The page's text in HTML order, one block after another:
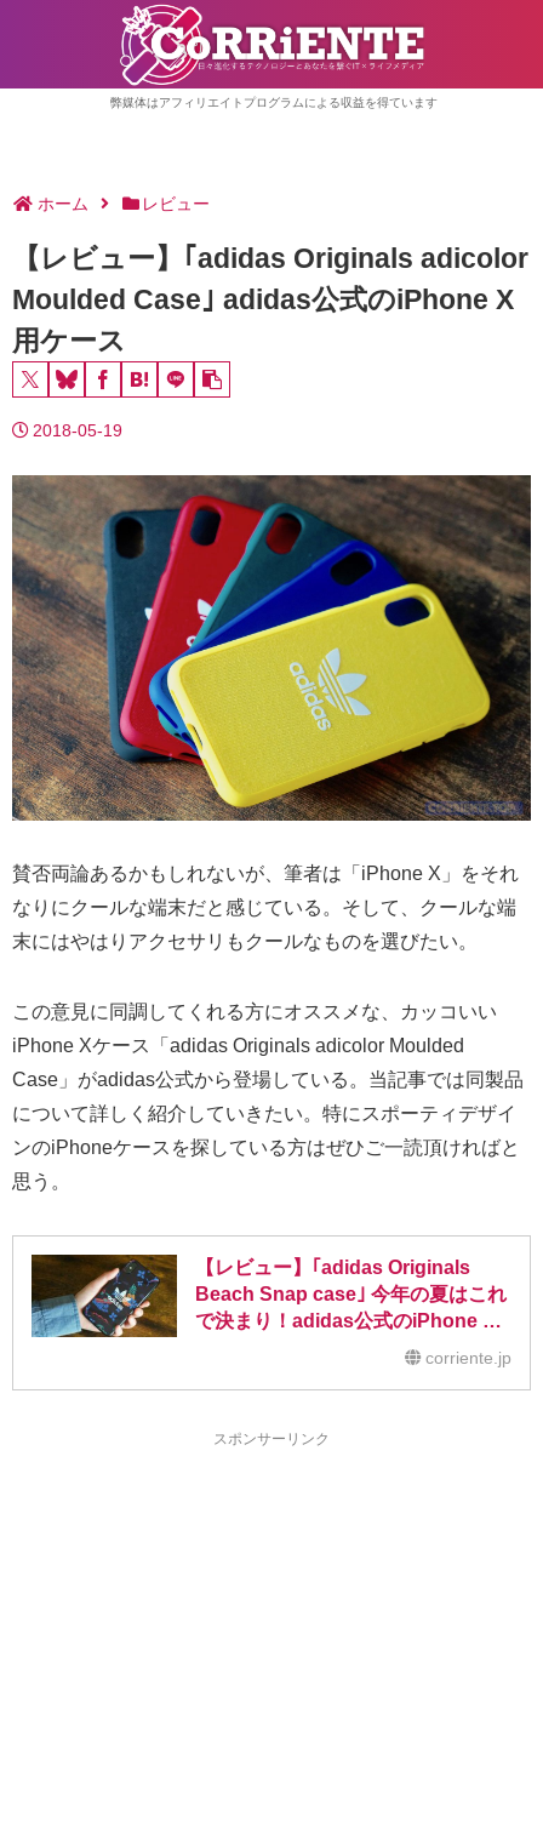
弊媒体はアフィリエイトプログラムによる収益を得ています
ホーム レビュー
【レビュー】｢adidas Originals adicolor
Moulded Case｣ adidas公式のiPhone X
用ケース
2018-05-19
賛否両論あるかもしれないが、筆者は「iPhone X」をそれ
なりにクールな端末だと感じている。そして、クールな端
末にはやはりアクセサリもクールなものを選びたい。
この意見に同調してくれる方にオススメな、カッコいい
iPhone Xケース「adidas Originals adicolor Moulded
Case」がadidas公式から登場している。当記事では同製品
について詳しく紹介していきたい。特にスポーティデザイ
ンのiPhoneケースを探している方はぜひご一読頂ければと
思う。
【レビュー】｢adidas Originals
Beach Snap case｣ 今年の夏はこれ
で決まり！adidas公式のiPhone X
corriente.jp
スポンサーリンク